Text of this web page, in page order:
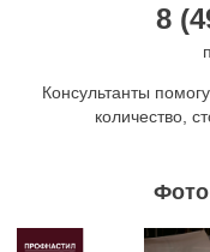
8
Консультанты
количество,